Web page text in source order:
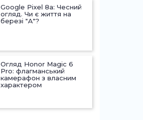
Google Pixel 8a: Чесний
огляд. Чи є життя на
березі "А"?
Огляд Honor Magic 6
Pro: флагманський
камерафон з власним
характером